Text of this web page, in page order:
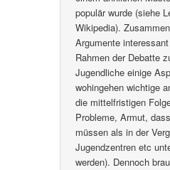
populär wurde (siehe
Wikipedia).
Argumente
Rahmen der Debatte
Jugendliche einige
wohingehen wichtige
die mittelfristigen
Probleme, Armut,
müssen als in der
Jugendzentren etc
werden). Dennoch